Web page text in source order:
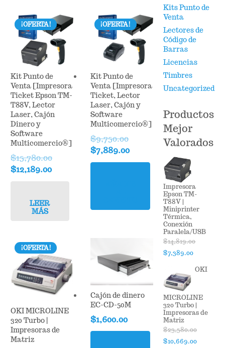
¡OFERTA!
Kit Punto de
Venta [Impresora
Ticket Epson TM-
T88V, Lector
Laser, Cajón
Dinero y
Software
Multicomercio®]
$15,780.00
Original
$15,780.00.
$12,189.00Current
LEER
MÁS
¡OFERTA!
Kit Punto de
Venta [Impresora
Ticket, Lector
Laser, Cajón y
Software
Multicomercio®]
$9,750.00
Original
price
$7,889.00Current
price
$7,889.00.
¡OFERTA!
OKI MICROLINE
320 Turbo |
Impresoras de
Matriz
Cajón de dinero
EC-CD-50M
$1,600.00
Kits Punto de
Venta
Lectores de
Código de
Barras
Licencias
Timbres
Uncategorized
Productos
Mejor
Valorados
Impresora
Epson TM-
T88V |
Miniprinter
Térmica,
Conexión
Paralela/USB
$14,819.00
Original
was:
$14,819.00.
$7,389.00Current
OKI
MICROLINE
320 Turbo |
Impresoras de
Matriz
$23,580.00
Original
$10,669.00Current